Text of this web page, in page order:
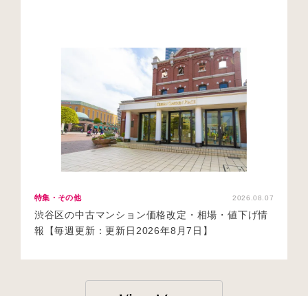
特集・その他 2026.08.07
渋谷区の中古マンション価格改定・相場・値下げ情
報【毎週更新：更新日2026年8月7日】